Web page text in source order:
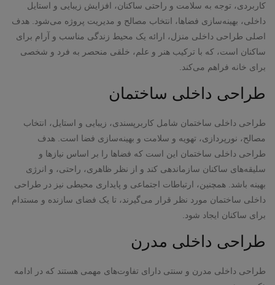
کاربردی، توجه به سلامت و راحتی ساکنان، افزایش زیبایی و استایل
داخلی، بهینه‌سازی فضاها، انتخاب مصالح و مدیریت پروژه می‌شود. هدف
اصلی طراحی داخلی منزل، ارائه یک محیط زندگی مناسب و آرام برای
ساکنان است، که با ترکیب هنر و علم، خلقی منحصر به فرد و شخصی
برای خانه فراهم می‌کند.
طراحی داخلی ساختمان
طراحی داخلی ساختمان شامل کاربرپسندی، زیبایی و استایل، انتخاب
مصالح، نورپردازی، تهویه و سلامت و بهینه‌سازی فضا است. هدف
طراحی داخلی ساختمان این است که فضاها را بر اساس نیازها و
سلیقه‌های ساکنان سازماندهی کند و از نظر ظاهری، راحتی، و انرژی
بهینه باشد. همچنین، ارتباطات اجتماعی و پایداری محیطی نیز در طراحی
داخلی ساختمان مورد نظر قرار می‌گیرند، تا یک فضای سازنده و مستدام
برای ساکنان ایجاد شود.
طراحی داخلی مدرن
طراحی داخلی مدرن و سنتی دارای تفاوت‌های مهمی هستند که در ادامه